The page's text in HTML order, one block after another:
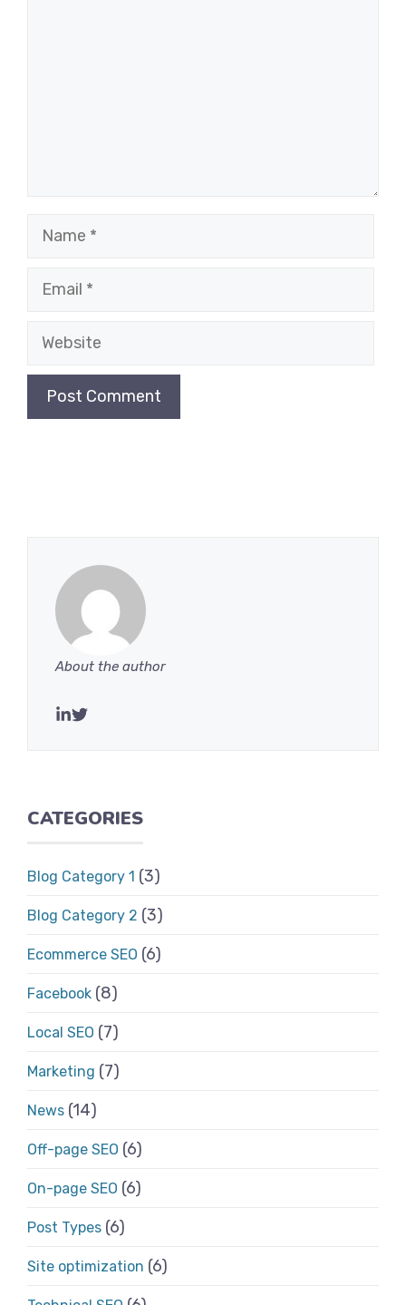
Name
Email
Website
About the author
CATEGORIES
Blog Category 1 (3)
Blog Category 2 (3)
Ecommerce SEO (6)
Facebook (8)
Local SEO (7)
Marketing (7)
News (14)
Off-page SEO (6)
On-page SEO (6)
Post Types (6)
Site optimization (6)